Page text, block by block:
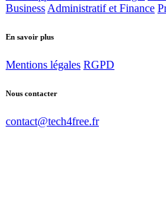
Business Administratif et Finance
En savoir plus
Mentions légales RGPD
Nous contacter
contact@tech4free.fr